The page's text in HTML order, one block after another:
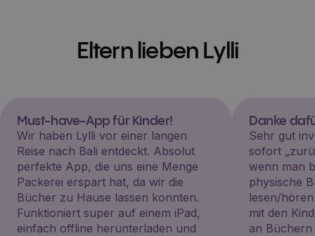
Eltern lieben Lylli
Must-have-App für Kinder!
Wir haben Lylli vor einer langen
Reise nach Bali entdeckt. Absolut
perfekte App, die uns eine Menge
Packerei erspart hat, da wir die
Bücher zu Hause lassen konnten.
Funktioniert super auf einem iPad,
einfach offline herunterladen und
Danke
Sehr gut
sofort
wenn man
physische
lesen/
mit den
an Büchern